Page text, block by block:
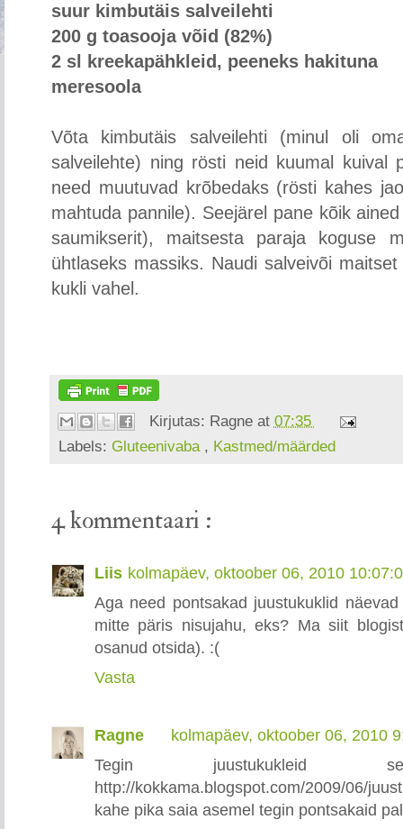
suur kimbutäis salveilehti
200 g toasooja võid (82%)
2 sl kreekapähkleid, peeneks hakituna
meresoola
Võta kimbutäis salveilehti (minul oli
salveilehte) ning rösti neid kuumal kuival
need muutuvad krõbedaks (rösti kahes
mahtuda pannile). Seejärel pane kõik
saumikserit), maitsesta paraja koguse
ühtlaseks massiks. Naudi salveivõi
kukli vahel.
Kirjutas: Ragne at 07:35
Labels: Gluteenivaba , Kastmed/määrded
4 kommentaari :
Liis kolmapäev, oktoober 06, 2010
Aga need pontsakad juustukuklid
mitte päris nisujahu, eks? Ma siit
osanud otsida). :(
Vasta
Ragne
kolmapäev, oktoober 06, 2010
Tegin juustukukleid
http://kokkama.blogspot.com/2009/06/
kahe pika saia asemel tegin pontsakaid